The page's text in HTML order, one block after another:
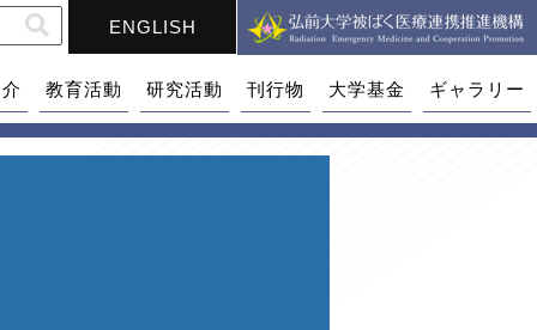
ENGLISH
教育活動 研究活動 刊行物 大学基金 ギャラリー